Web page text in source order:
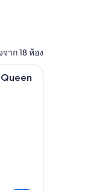
.ค. 14 - ส.ค. 16
าก 18 ห้อง
ฟรี, ผ้าปูที่นอน